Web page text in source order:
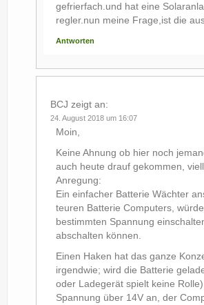
gefrierfach.und hat eine
regler.nun meine Frage,ist die
Antworten
BCJ zeigt an:
24. August 2018 um 16:07
Moin,
Keine Ahnung ob hier noch
auch heute drauf gekommen,
Anregung:
Ein einfacher Batterie Wächter
teuren Batterie Computers,
bestimmten Spannung
abschalten können.
Einen Haken hat das ganze
irgendwie; wird die Batterie
oder Ladegerät spielt keine
Spannung über 14V an, der